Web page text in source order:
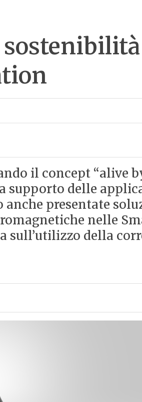
sostenibilità
il concept “alive
supporto delle
presentate
nelle
sull’utilizzo della